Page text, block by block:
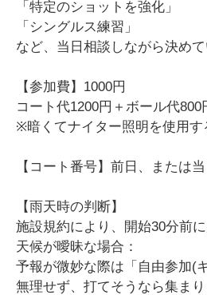
「特定のショットを強化」
「シングルス練習」
など、当日相談しながら決めて
【参加費】1000円
コート代1200円＋ボール代800
※暗くてナイター照明を使用す
【コート番号】前日、または
【雨天時の判断】
施設規約により、開始30分前に
天候が曖昧な場合：
予報が微妙な際は「自由参加(
無理せず、打てそうなら集まり